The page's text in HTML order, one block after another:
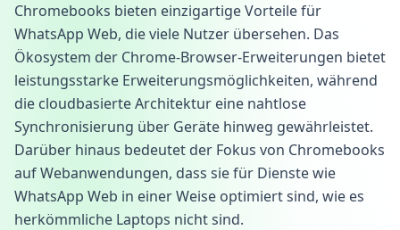
Chromebooks bieten einzigartige Vorteile für
WhatsApp Web, die viele Nutzer übersehen. Das
Ökosystem der Chrome-Browser-Erweiterungen bietet
leistungsstarke Erweiterungsmöglichkeiten, während
die cloudbasierte Architektur eine nahtlose
Synchronisierung über Geräte hinweg gewährleistet.
Darüber hinaus bedeutet der Fokus von Chromebooks
auf Webanwendungen, dass sie für Dienste wie
WhatsApp Web in einer Weise optimiert sind, wie es
herkömmliche Laptops nicht sind.